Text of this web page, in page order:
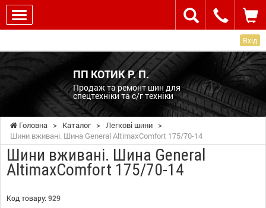
Вхід
ПП КОТИК Р. П.
Продаж та ремонт шин для
спецтехніки та с/г техніки
Головна > Каталог > Легкові шини >
Шини вживані. Шина General AltimaxComfort 175/70-14
Шини вживані. Шина General
AltimaxComfort 175/70-14
Код товару: 929